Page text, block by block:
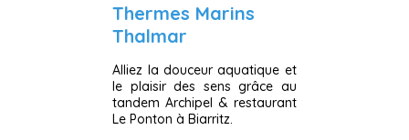
Thermes Marins
Thalmar
Alliez la douceur aquatique et
le plaisir des sens grâce au
tandem Archipel & restaurant
Le Ponton à Biarritz.